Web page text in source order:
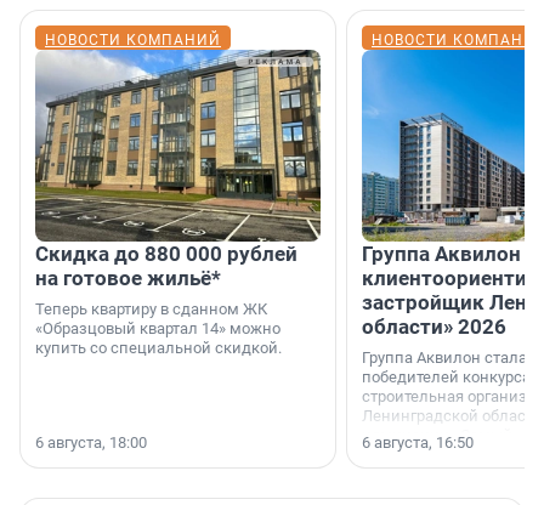
НОВОСТИ КОМПАНИЙ
Скидка до 880 000 рублей
на готовое жильё*
Теперь квартиру в сданном ЖК
«Образцовый квартал 14» можно
купить со специальной скидкой.
6 августа, 18:00
НОВОСТИ
Группа Аквилон
застройщик
области» 2026
Группа Аквилон стала
победителей конкурса
строительная
Ленинградской области
номинации «Самый
застройщик
области».
6 августа, 16:50